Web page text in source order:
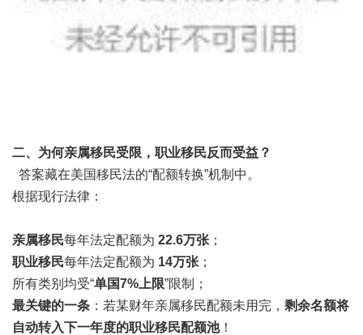
二、为何亲属移民受限，职业移民反而受益？
答案藏在美国移民法的“配额转换”机制中。
根据现行法律：
亲属移民每年法定配额为 22.6万张 ；
职业移民每年法定配额为 14万张 ；
所有类别均受“单国7%上限”限制；
最关键的一条 ：若某财年亲属移民配额未用完， 剩余名额将
自动转入下一年度的职业移民配额池！